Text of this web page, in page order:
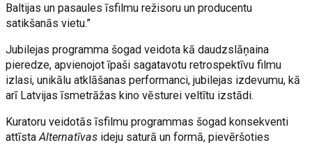
Baltijas un pasaules īsfilmu režisoru un producentu
satikšanās vietu.”
Jubilejas programma šogad veidota kā daudzslāņaina
pieredze, apvienojot īpaši sagatavotu retrospektīvu filmu
izlasi, unikālu atklāšanas performanci, jubilejas izdevumu, kā
arī Latvijas īsmetrāžas kino vēsturei veltītu izstādi.
Kuratoru veidotās īsfilmu programmas šogad konsekventi
attīstaAlternatīvas ideju saturā un formā, pievēršoties